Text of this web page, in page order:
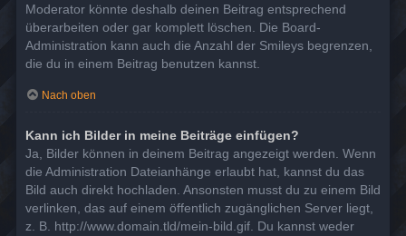
Moderator könnte deshalb deinen Beitrag entsprechend
überarbeiten oder gar komplett löschen. Die Board-
Administration kann auch die Anzahl der Smileys begrenzen,
die du in einem Beitrag benutzen kannst.
Nach oben
Kann ich Bilder in meine Beiträge einfügen?
Ja, Bilder können in deinem Beitrag angezeigt werden. Wenn
die Administration Dateianhänge erlaubt hat, kannst du das
Bild auch direkt hochladen. Ansonsten musst du zu einem Bild
verlinken, das auf einem öffentlich zugänglichen Server liegt,
z. B. http://www.domain.tld/mein-bild.gif. Du kannst weder